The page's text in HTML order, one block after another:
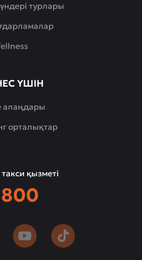
турлары
ҮШІН
алаңдары
орталықтар
қызметі